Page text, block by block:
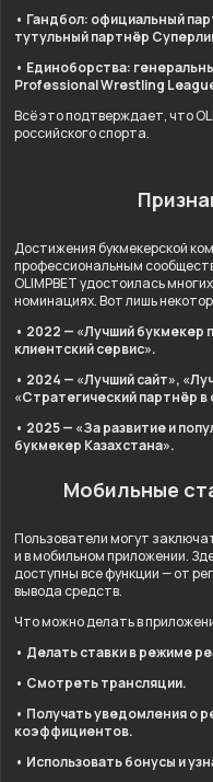
• Гандбол: официальный
тутульный партнёр
• Единоборства:
Professional Wrestling
Всё это подтверждает, что
российского спорта.
Достижения букмекерской
профессиональным
OLIMPBET удостоилась
номинациях. Вот лишь
• 2022 — «Лучший букмекер
клиентский сервис».
• 2024 — «Лучший сайт»,
«Стратегический партнёр в
• 2025 — «За развитие и
букмекер Казахстана».
Мобильные
Пользователи могут
и в мобильном приложении.
доступны все функции — от
вывода средств.
Что можно делать в
• Делать ставки в режиме
• Смотреть трансляции.
• Получать уведомления о
коэффициентов.
• Использовать бонусы и